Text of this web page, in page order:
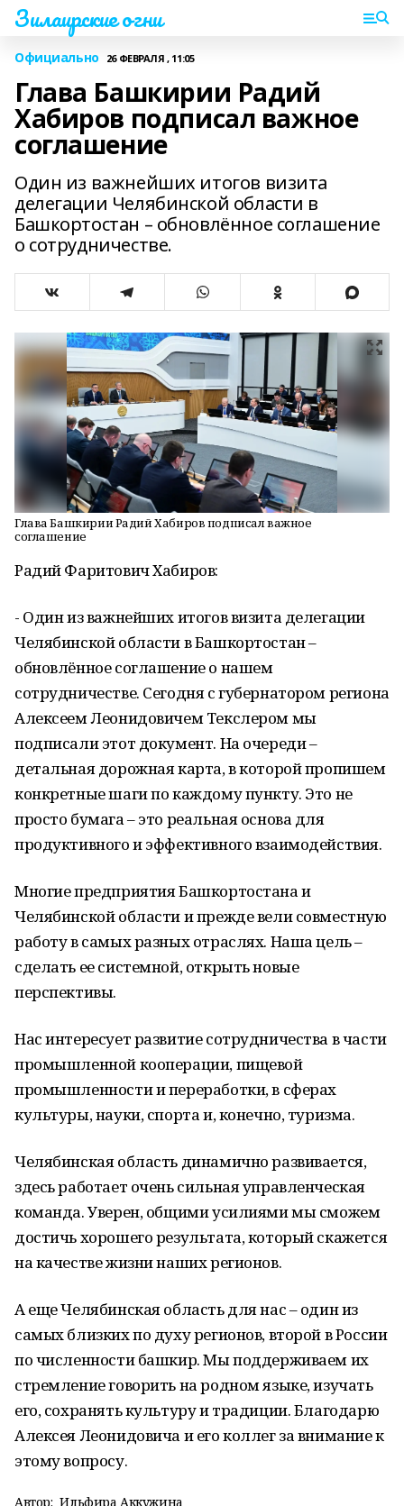
Зилаирские огни
Официально 26 ФЕВРАЛЯ , 11:05
Глава Башкирии Радий
Хабиров подписал важное
соглашение
Один из важнейших итогов визита
делегации Челябинской области в
Башкортостан – обновлённое соглашение
о сотрудничестве.
Глава Башкирии Радий Хабиров подписал важное
соглашение
Радий Фаритович Хабиров:
- Один из важнейших итогов визита делегации
Челябинской области в Башкортостан –
обновлённое соглашение о нашем
сотрудничестве. Сегодня с губернатором региона
Алексеем Леонидовичем Текслером мы
подписали этот документ. На очереди –
детальная дорожная карта, в которой пропишем
конкретные шаги по каждому пункту. Это не
просто бумага – это реальная основа для
продуктивного и эффективного взаимодействия.
Многие предприятия Башкортостана и
Челябинской области и прежде вели совместную
работу в самых разных отраслях. Наша цель –
сделать ее системной, открыть новые
перспективы.
Нас интересует развитие сотрудничества в части
промышленной кооперации, пищевой
промышленности и переработки, в сферах
культуры, науки, спорта и, конечно, туризма.
Челябинская область динамично развивается,
здесь работает очень сильная управленческая
команда. Уверен, общими усилиями мы сможем
достичь хорошего результата, который скажется
на качестве жизни наших регионов.
А еще Челябинская область для нас – один из
самых близких по духу регионов, второй в России
по численности башкир. Мы поддерживаем их
стремление говорить на родном языке, изучать
его, сохранять культуру и традиции. Благодарю
Алексея Леонидовича и его коллег за внимание к
этому вопросу.
Автор: Ильфира Аккужина